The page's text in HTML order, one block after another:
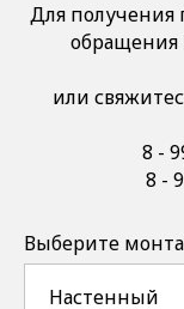
Для получения
обращения
или
8 -
8 -
Выберите